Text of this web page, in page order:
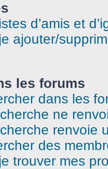
d’amis et
ajouter/
les forums
dans les
ne
renvoie
des
trouver mes